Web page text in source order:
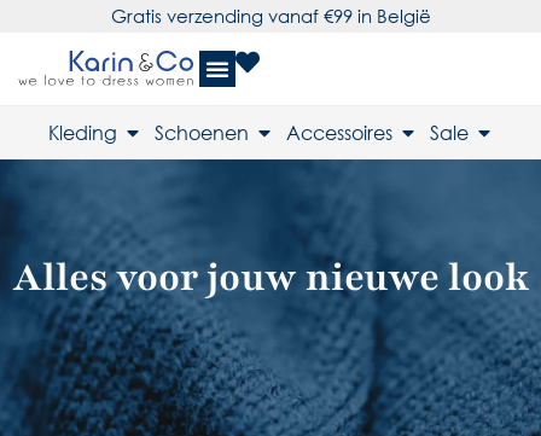
Gratis verzending vanaf €99 in België
Kleding Schoenen Accessoires Sale
Alles voor jouw nieuwe look